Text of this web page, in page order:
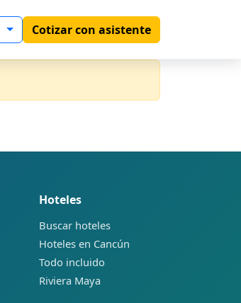
Cotizar con asistente
Hoteles
Buscar hoteles
Hoteles en Cancún
Todo incluido
Riviera Maya